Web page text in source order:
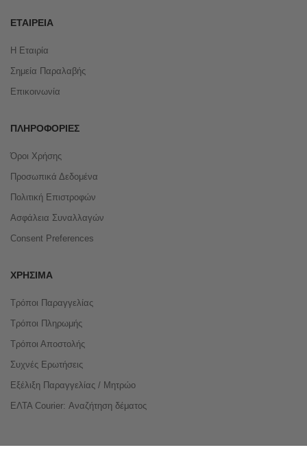
ΕΤΑΙΡΕΊΑ
Η Εταιρία
Σημεία Παραλαβής
Επικοινωνία
ΠΛΗΡΟΦΟΡΊΕΣ
Όροι Χρήσης
Προσωπικά Δεδομένα
Πολιτική Επιστροφών
Ασφάλεια Συναλλαγών
Consent Preferences
ΧΡΉΣΙΜΑ
Τρόποι Παραγγελίας
Τρόποι Πληρωμής
Τρόποι Αποστολής
Συχνές Ερωτήσεις
Εξέλιξη Παραγγελίας / Μητρώο
ΕΛΤΑ Courier: Αναζήτηση δέματος